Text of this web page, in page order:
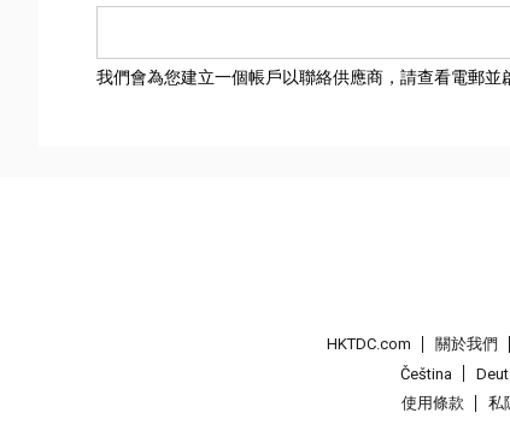
我們會為您建立一個帳戶以聯絡供應商，請查看電郵並
HKTDC.com 關於我們
Čeština
使用條款
私